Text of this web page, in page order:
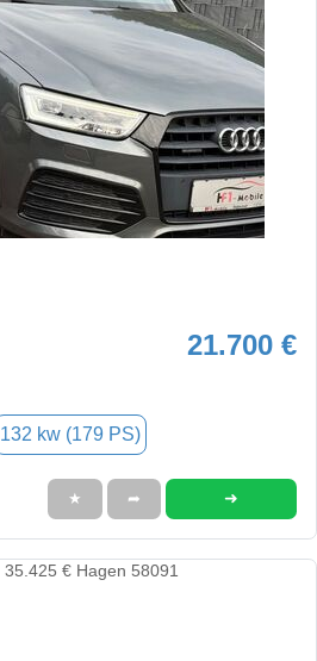
21.700 €
132 kw (179 PS)
★ ➦ ➜